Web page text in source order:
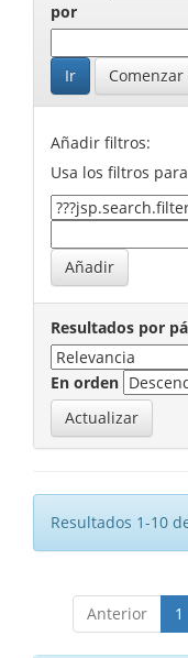
por
Añadir filtros:
Usa los filtros
Resultados por
En orden
Resultados 1-10
Anterior 1